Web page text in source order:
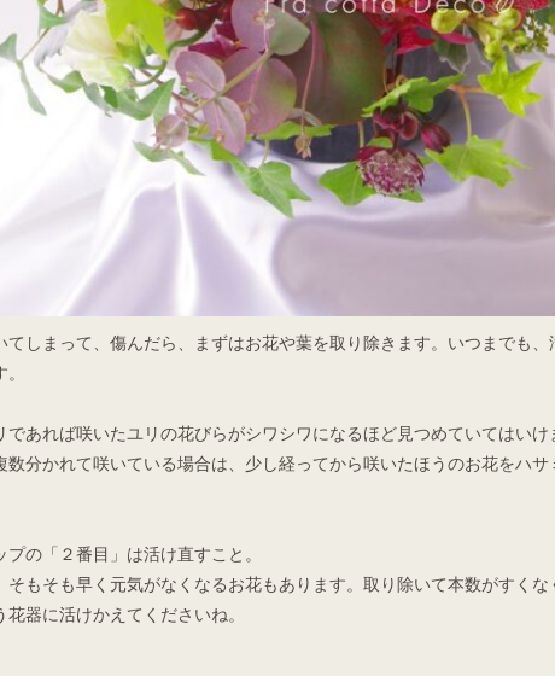
てしまって、傷んだら、まずはお花や葉を取り除きます。いつまでも、
であれば咲いたユリの花びらがシワシワになるほど見つめていてはい
数分かれて咲いている場合は、少し経ってから咲いたほうのお花をハサ
プの「２番目」は活け直すこと。
そもそも早く元気がなくなるお花もあります。取り除いて本数がすくな
花器に活けかえてくださいね。